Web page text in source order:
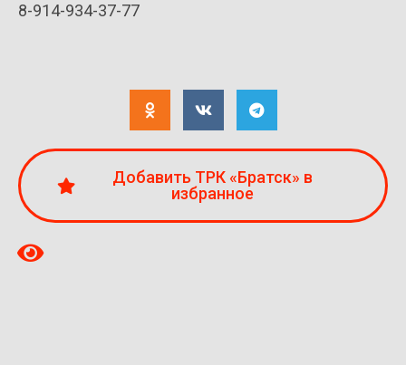
8-914-934-37-77
Добавить ТРК «Братск» в
избранное